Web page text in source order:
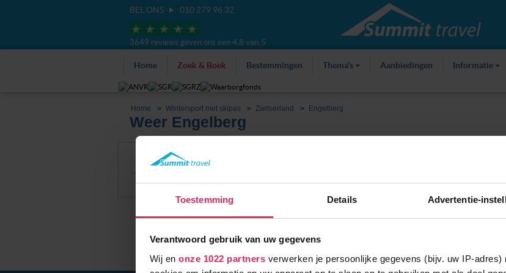
Toestemming Details Advertentie-
Verantwoord gebruik van uw gegevens
Wij en onze 1022 partners verwerken je persoonlijke gegevens (bijv. uw IP-
BEL ONS 010 279 96 32
3649 reviews geven ons een 4,8 van 5
Home Zoek & Boek Bestemmingen Thema's Aanbiedingen Informatie
Home Wintersport met skipas Zwitserland Engelberg
Weer Engelberg
Filter
Sneeuwhoogte